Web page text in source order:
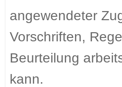
angewendeter
Vorschriften,
Beurteilung
kann.